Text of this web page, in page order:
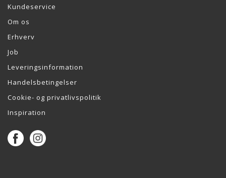
Kundeservice
Om os
Erhverv
Job
Leveringsinformation
Handelsbetingelser
Cookie- og privatlivspolitik
Inspiration